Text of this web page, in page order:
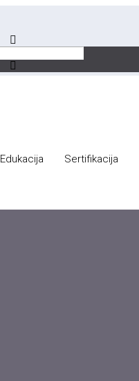
Edukacija Sertifikacija